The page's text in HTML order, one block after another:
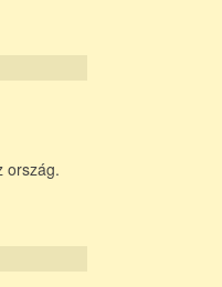
ország.